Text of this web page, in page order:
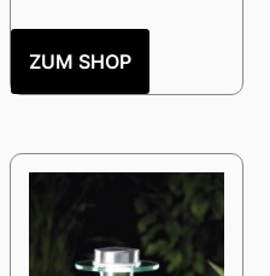
ZUM SHOP